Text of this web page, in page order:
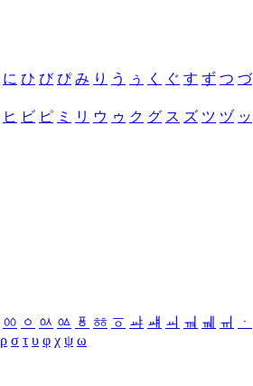
に ひ び ぴ み り う ぅ く ぐ す ず つ づ
ヒ ビ ピ ミ リ ウ ゥ ク グ ス ズ ツ ヅ ッ
ㆀ ㆁ ㆂ ㆃ ㆄ ㆅ ㆆ ㆇ ㆈ ㆉ ㆊ ㆋ ㆌ ㆍ
ρ σ τ υ φ χ ψ ω